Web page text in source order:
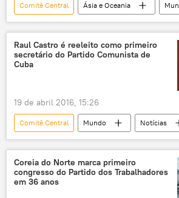
Comitê Central do Partido dos Trabalhadores da
República Popular Democrática da Coreia
Comitê Central Ásia e Oceania
Notícias
Kim Jong-un
Kim
Coreia do Norte
política
Raul Castro é reeleito como primeiro
secretário do Partido Comunista de
Cuba
19 de abril 2016, 15:26
Comitê Central Mundo
Notícias
Cuba
Raul Castro
José Ramón Machado Ventura
Partido Comunista de Cuba
congresso
Coreia do Norte marca primeiro
congresso do Partido dos Trabalhadores
em 36 anos